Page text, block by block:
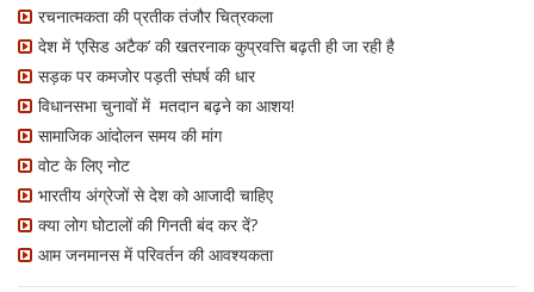
रचनात्मकता की प्रतीक तंजौर चित्रकला
देश में ‘एसिड अटैक’ की खतरनाक कुप्रवत्ति बढ़ती ही जा रही है
सड़क पर कमजोर पड़ती संघर्ष की धार
विधानसभा चुनावों में मतदान बढ़ने का आशय!
सामाजिक आंदोलन समय की मांग
वोट के लिए नोट
भारतीय अंग्रेजों से देश को आजादी चाहिए
क्या लोग घोटालों की गिनती बंद कर दें?
आम जनमानस में परिवर्तन की आवश्यकता